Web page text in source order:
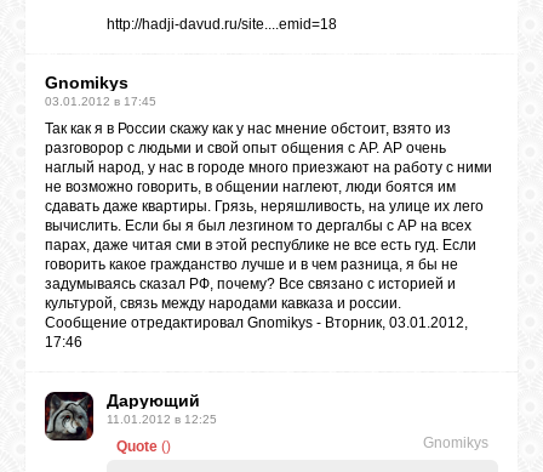
http://hadji-davud.ru/site....emid=18
Gnomikys
03.01.2012 в 17:45
Так как я в России скажу как у нас мнение обстоит, взято из
разговорор с людьми и свой опыт общения с АР. АР очень
наглый народ, у нас в городе много приезжают на работу с ними
не возможно говорить, в общении наглеют, люди боятся им
сдавать даже квартиры. Грязь, неряшливость, на улице их лего
вычислить. Если бы я был лезгином то дергалбы с АР на всех
парах, даже читая сми в этой республике не все есть гуд. Если
говорить какое гражданство лучше и в чем разница, я бы не
задумываясь сказал РФ, почему? Все связано с историей и
культурой, связь между народами кавказа и россии.
Сообщение отредактировал Gnomikys - Вторник, 03.01.2012,
17:46
Дарующий
11.01.2012 в 12:25
Quote ( Gnomikys
)